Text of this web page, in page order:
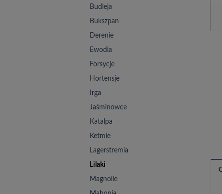
Budleja
Bukszpan
Derenie
Ewodia
Forsycje
Hortensje
Irga
Jaśminowce
Katalpa
Ketmie
Lagerstremia
Lilaki
Magnolie